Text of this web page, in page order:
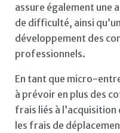
assure également une
de difficulté, ainsi
développement des
professionnels.
En tant que micro-
à prévoir en plus des
frais liés à
les frais de